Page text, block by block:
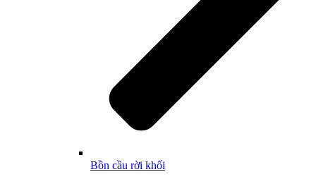
Bồn cầu rời khối